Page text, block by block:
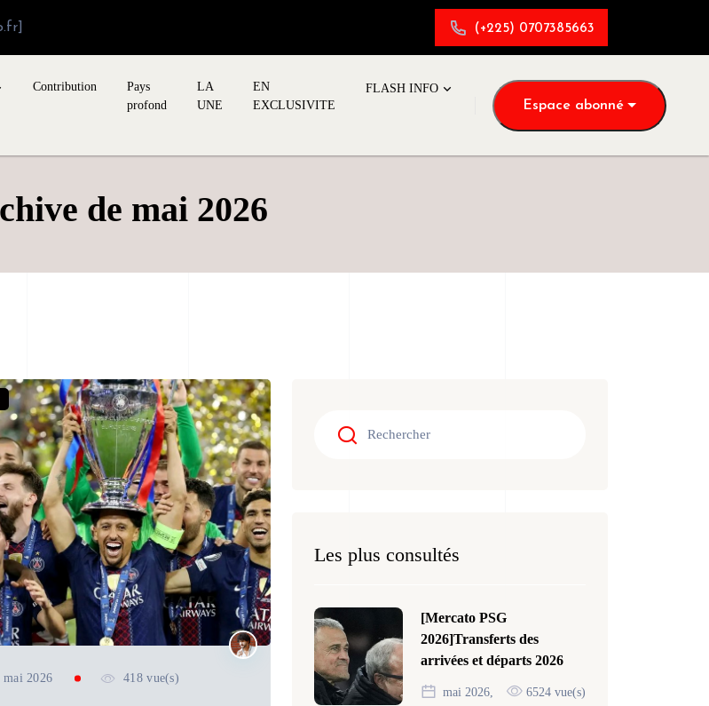
(+225) 0707385663
Contribution
Pays
profond
LA
UNE
EN
EXCLUSIVITE
FLASH INFO
Espace abonné
de mai 2026
mai 2026 418 vue(s)
Les plus consultés
[Mercato PSG
2026]Transferts des
arrivées et départs 2026
mai 2026, 6524 vue(s)